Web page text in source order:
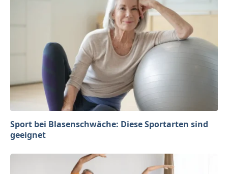
Sport bei Blasenschwäche: Diese Sportarten sind
geeignet